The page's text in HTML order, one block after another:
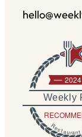
Weekly
2024